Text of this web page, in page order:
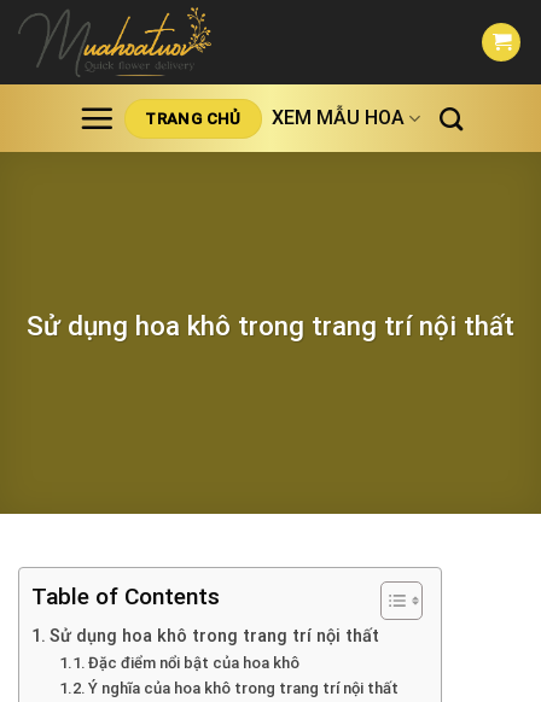
Skip
content
TRANG CHỦ XEM MẪU HOA
Sử dụng hoa khô trong trang trí nội thất
Table of Contents
Sử dụng hoa khô trong trang trí nội thất
Đặc điểm nổi bật của hoa khô
Ý nghĩa của hoa khô trong trang trí nội thất